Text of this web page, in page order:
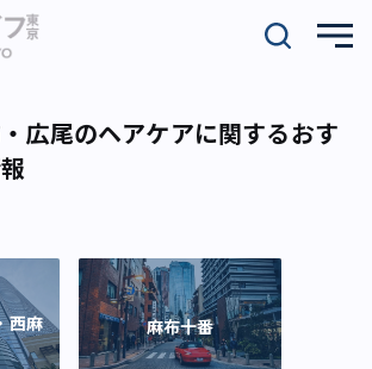
広尾のヘアケアに関するおす
西麻
麻布十番